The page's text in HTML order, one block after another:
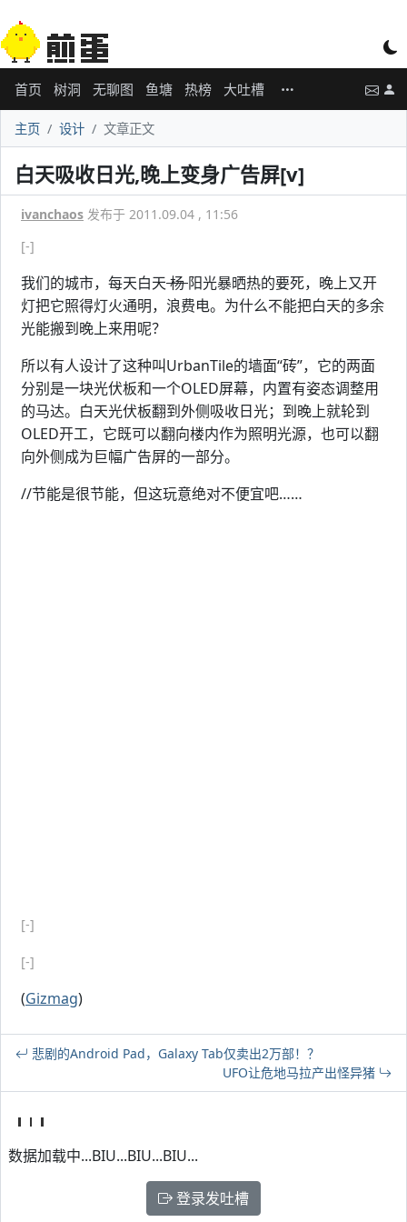
首页 树洞 无聊图 鱼塘 热榜 大吐槽
主页 设计 文章正文
白天吸收日光,晚上变身广告屏[v]
ivanchaos 发布于 2011.09.04 , 11:56
[-]
我们的城市，每天白天杨阳光暴晒热的要死，晚上又开
灯把它照得灯火通明，浪费电。为什么不能把白天的多余
光能搬到晚上来用呢？
所以有人设计了这种叫UrbanTile的墙面“砖”，它的两面
分别是一块光伏板和一个OLED屏幕，内置有姿态调整用
的马达。白天光伏板翻到外侧吸收日光；到晚上就轮到
OLED开工，它既可以翻向楼内作为照明光源，也可以翻
向外侧成为巨幅广告屏的一部分。
//节能是很节能，但这玩意绝对不便宜吧……
[-]
[-]
(Gizmag)
悲剧的Android Pad，Galaxy Tab仅卖出2万部！？
UFO让危地马拉产出怪异猪
数据加载中...BIU...BIU...BIU...
登录发吐槽